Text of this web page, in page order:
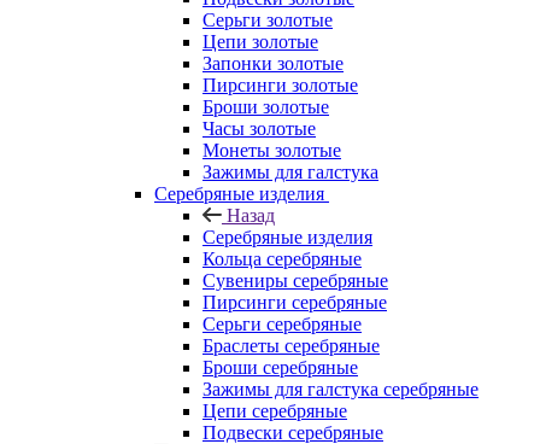
Серьги золотые
Цепи золотые
Запонки золотые
Пирсинги золотые
Броши золотые
Часы золотые
Монеты золотые
Зажимы для галстука
Серебряные изделия
Назад
Серебряные изделия
Кольца серебряные
Сувениры серебряные
Пирсинги серебряные
Серьги серебряные
Браслеты серебряные
Броши серебряные
Зажимы для галстука серебряные
Цепи серебряные
Подвески серебряные